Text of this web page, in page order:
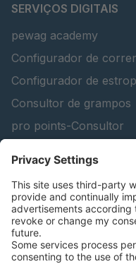
SERVIÇOS DIGITAIS
pewag academy
Configurador de
Configurador de
Consultor de grampos
pro points-Consultor
Lifting Beam
Encontra produtos
Catálogos
INFORMAÇÃO LEGAL